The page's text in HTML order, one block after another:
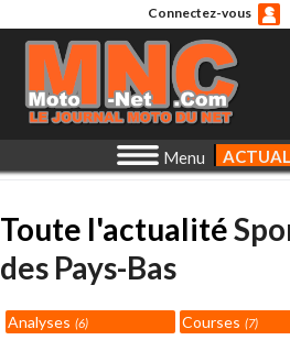
Connectez-vous
Menu
Toute l'actualité
des Pays-Bas
Analyses 6 Courses 7